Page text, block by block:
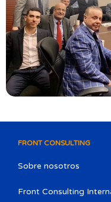
FRONT CONSULTING
Sobre nosotros
Front Consulting